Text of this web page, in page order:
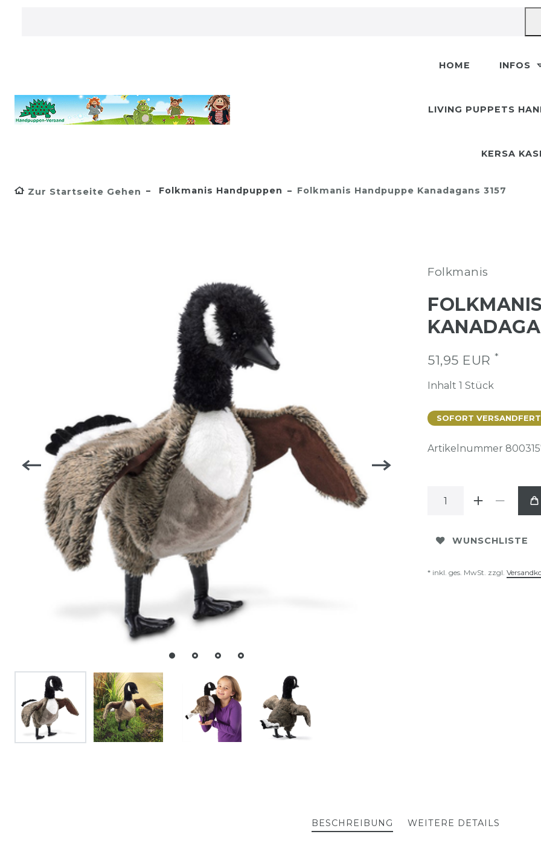
HOME INFOS
LIVING PUPPETS
KERSA
Zur Startseite Gehen Folkmanis Handpuppen Folkmanis Handpuppe Kanadagans 3157
Folkmanis
51,95 EUR *
Inhalt 1 Stück
SOFORT
Artikelnummer
WUNSCHLISTE
* inkl. ges. MwSt. zzgl.
BESCHREIBUNG WEITERE DETAILS